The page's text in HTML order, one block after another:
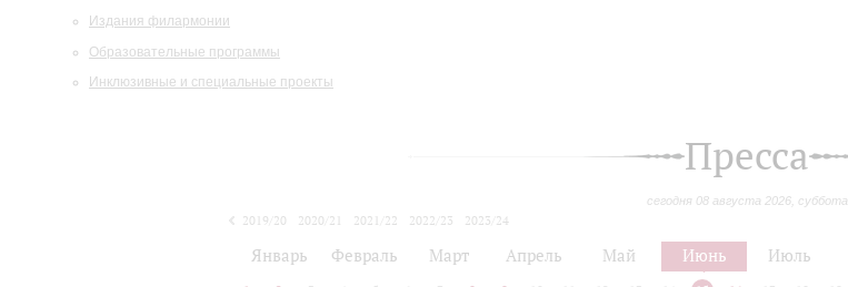
Издания филармонии
Образовательные программы
Инклюзивные и специальные проекты
Пресса
сегодня 08 августа 2026, суббота
2019/20 2020/21 2021/22 2022/23
2023/24
Январь Февраль Март Апрель Май Июнь Июль